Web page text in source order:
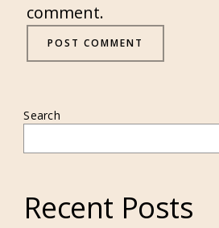
comment.
Search
Recent Posts